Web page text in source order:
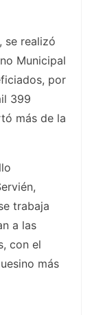
se realizó
Municipal
por
399
más de la
trabaja
a las
con el
más